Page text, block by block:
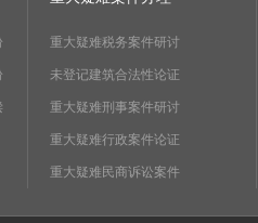
重大疑难税务案件研讨
未登记建筑合法性论证
重大疑难刑事案件研讨
重大疑难行政案件论证
重大疑难民商诉讼案件